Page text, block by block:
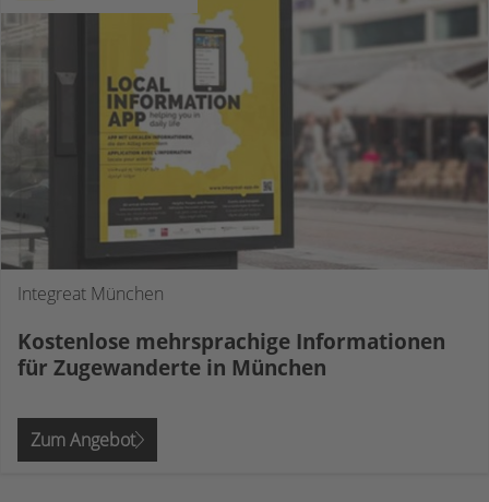
Integreat München
Kostenlose mehrsprachige Informationen
für Zugewanderte in München
Zum Angebot